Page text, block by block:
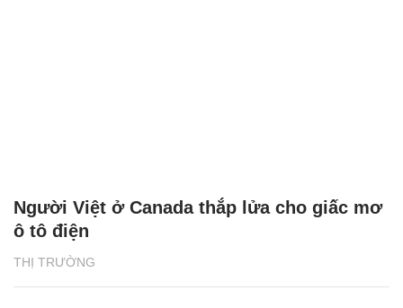
THỊ TRƯỜNG
Người Việt ở Canada thắp lửa cho giấc mơ
ô tô điện